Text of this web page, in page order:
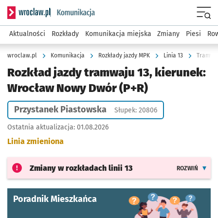
Serwis informacyjny wroclaw.pl podserwis: Komunikacja
Aktualności Rozkłady Komunikacja miejska Zmiany Piesi
wroclaw.pl Komunikacja Rozkłady jazdy MPK Linia 13
Rozkład jazdy tramwaju 13, kierunek:
Wrocław Nowy Dwór (P+R)
Przystanek Piastowska Słupek: 20806
Ostatnia aktualizacja: 01.08.2026
Linia zmieniona
Zmiany w rozkładach linii 13 ROZWIŃ
Poradnik Mieszkańca